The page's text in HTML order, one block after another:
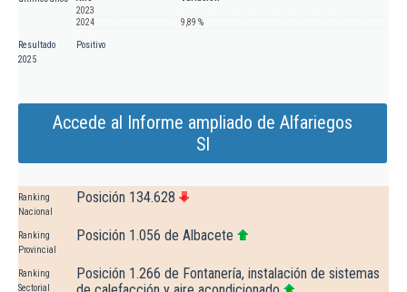
2023
2024
9,89 %
Resultado
2025
Positivo
Accede al Informe ampliado de Alfariegos
Sl
Ranking
Nacional
Posición 134.628
Ranking
Provincial
Posición 1.056 de Albacete
Ranking
Sectorial
Posición 1.266 de Fontanería, instalación de sistemas